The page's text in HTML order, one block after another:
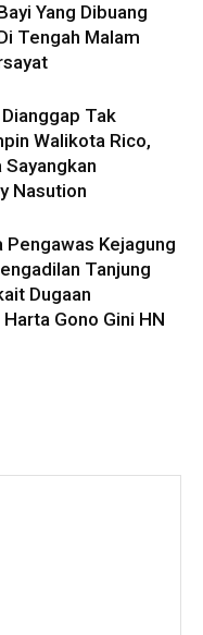
Yang Dibuang
Tengah Malam
Tak
Walikota Rico,
Sayangkan
Nasution
Pengawas Kejagung
Tanjung
Dugaan
Gono Gini HN